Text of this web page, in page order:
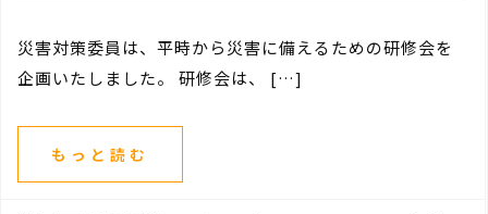
災害対策委員は、平時から災害に備えるための研修会を
企画いたしました。 研修会は、 […]
もっと読む